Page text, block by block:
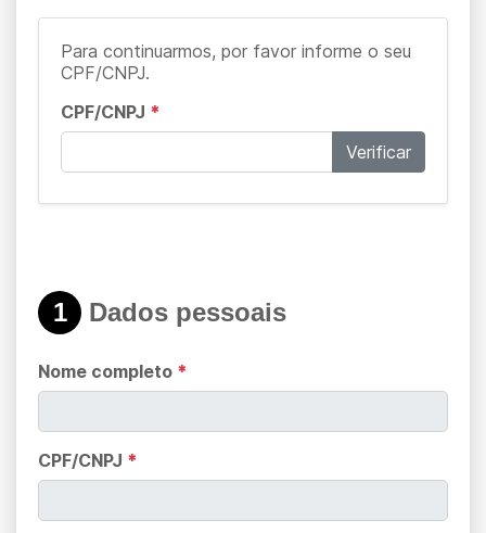
Para continuarmos, por favor informe o seu
CPF/CNPJ.
CPF/CNPJ *
Verificar
1 Dados pessoais
Nome completo *
CPF/CNPJ *